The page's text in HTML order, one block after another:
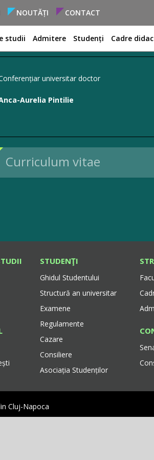
NOUTĂȚI CONTACT
studii Admitere Studenți Cadre
universitar doctor
Aurelia Pintilie
Curriculum vitae
STUDENŢI
Ghidul Studentului
Structură an universitar
Examene
Regulamente
Cazare
Consiliere
Asociația Studenților
Cluj-Napoca